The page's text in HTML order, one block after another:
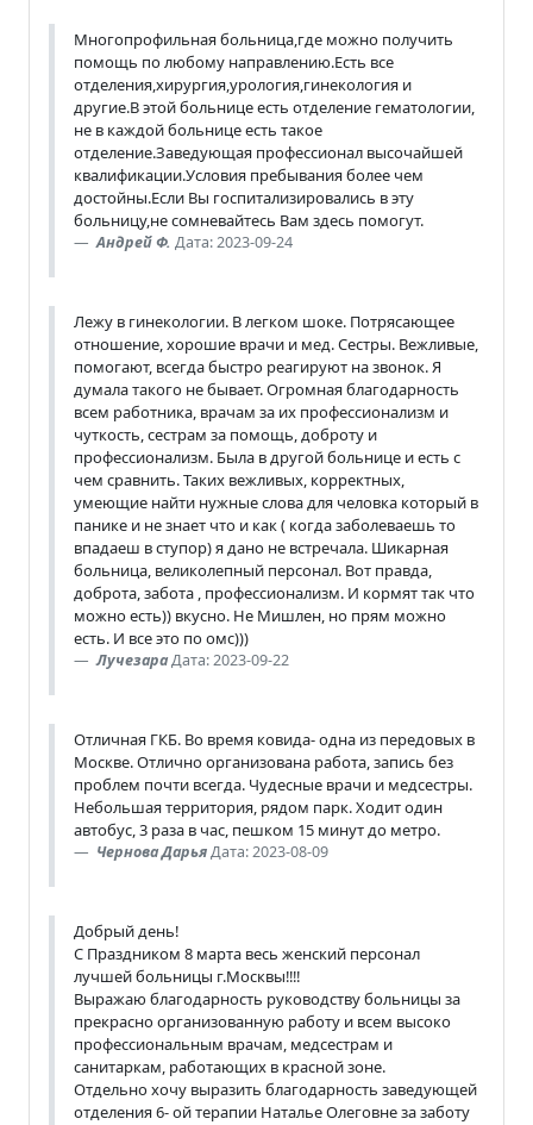
Многопрофильная больница,где можно получить
помощь по любому направлению.Есть все
отделения,хирургия,урология,гинекология и
другие.В этой больнице есть отделение гематологии,
не в каждой больнице есть такое
отделение.Заведующая профессионал высочайшей
квалификации.Условия пребывания более чем
достойны.Если Вы госпитализировались в эту
больницу,не сомневайтесь Вам здесь помогут.
Андрей Ф. Дата: 2023-09-24
Лежу в гинекологии. В легком шоке. Потрясающее
отношение, хорошие врачи и мед. Сестры. Вежливые,
помогают, всегда быстро реагируют на звонок. Я
думала такого не бывает. Огромная благодарность
всем работника, врачам за их профессионализм и
чуткость, сестрам за помощь, доброту и
профессионализм. Была в другой больнице и есть с
чем сравнить. Таких вежливых, корректных,
умеющие найти нужные слова для человка который в
панике и не знает что и как ( когда заболеваешь то
впадаеш в ступор) я дано не встречала. Шикарная
больница, великолепный персонал. Вот правда,
доброта, забота , профессионализм. И кормят так что
можно есть)) вкусно. Не Мишлен, но прям можно
есть. И все это по омс)))
ЛучезараДата: 2023-09-22
Отличная ГКБ. Во время ковида- одна из передовых в
Москве. Отлично организована работа, запись без
проблем почти всегда. Чудесные врачи и медсестры.
Небольшая территория, рядом парк. Ходит один
автобус, 3 раза в час, пешком 15 минут до метро.
Чернова ДарьяДата: 2023-08-09
Добрый день!
С Праздником 8 марта весь женский персонал
лучшей больницы г.Москвы!!!!
Выражаю благодарность руководству больницы за
прекрасно организованную работу и всем высоко
профессиональным врачам, медсестрам и
санитаркам, работающих в красной зоне.
Отдельно хочу выразить благодарность заведующей
отделения 6- ой терапии Наталье Олеговне за заботу